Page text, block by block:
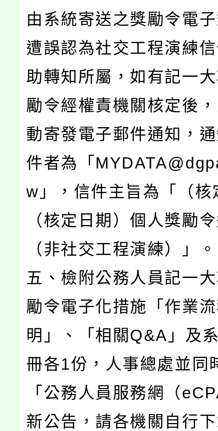
由系統寄送之獎勵令電
遭誤認為社交工程演練
助轉知所屬，如有記一
勵令經權責機關核定後
動寄發電子郵件通知，
件者為「
w」，信件主旨為「（核
（核定日期）個人獎勵
（非社交工程演練）」。
五、檢附公務人員記一
勵令電子化措施「作業
明」、「相關Q&A」及
冊各1份，人事總處並同
「公務人員服務網（
新公告，請各機關自行